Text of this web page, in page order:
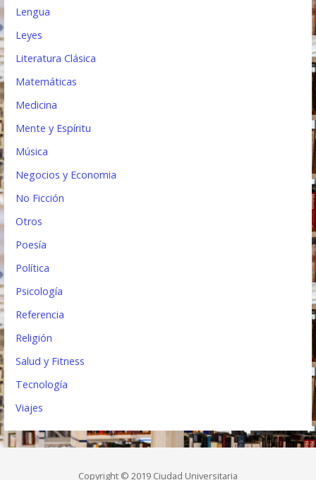
Lengua
Leyes
Literatura Clásica
Matemáticas
Medicina
Mente y Espíritu
Música
Negocios y Economia
No Ficción
Otros
Poesía
Política
Psicología
Referencia
Religión
Salud y Fitness
Tecnología
Viajes
Copyright © 2019 Ciudad Universitaria